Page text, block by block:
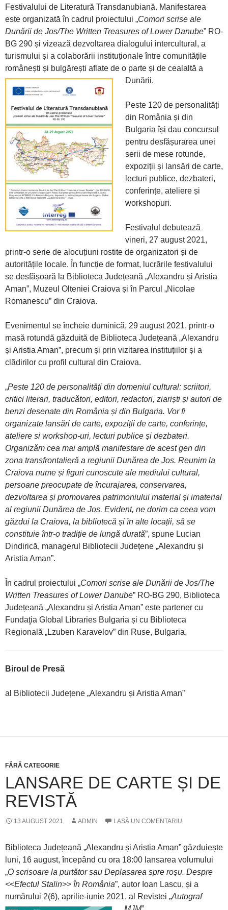
Festivalului de Literatură Transdanubiană. Manifestarea
este organizată în cadrul proiectului „Comori scrise ale
Dunării de Jos/The Written Treasures of Lower Danube” RO-
BG 290 și vizează dezvoltarea dialogului intercultural, a
turismului și a colaborării instituționale între comunitățile
românești și bulgărești aflate de o parte și de cealaltă a
Dunării.
Peste 120 de personalități
din România și din
Bulgaria își dau concursul
pentru desfășurarea unei
serii de mese rotunde,
expoziții și lansări de carte,
lecturi publice, dezbateri,
conferințe, ateliere și
workshopuri.
Festivalul debutează
vineri, 27 august 2021,
printr-o serie de alocuțiuni rostite de organizatori și de
autoritățile locale. În funcție de format, lucrările festivalului
se desfășoară la Biblioteca Județeană „Alexandru și Aristia
Aman”, Muzeul Olteniei Craiova și în Parcul „Nicolae
Romanescu” din Craiova.
Evenimentul se încheie duminică, 29 august 2021, printr-o
masă rotundă găzduită de Biblioteca Județeană „Alexandru
și Aristia Aman”, precum și prin vizitarea instituțiilor și a
clădirilor cu profil cultural din Craiova.
„Peste 120 de personalități din domeniul cultural: scriitori,
critici literari, traducători, editori, redactori, ziariști și autori de
benzi desenate din România și din Bulgaria. Vor fi
organizate lansări de carte, expoziții de carte, conferințe,
ateliere si workshop-uri, lecturi publice și dezbateri.
Organizăm cea mai amplă manifestare de acest gen din
zona transfrontalieră a regiunii Dunărea de Jos. Reunim la
Craiova nume și figuri cunoscute ale mediului cultural,
persoane preocupate de încurajarea, conservarea,
dezvoltarea și promovarea patrimoniului material și imaterial
al regiunii Dunărea de Jos. Evident, ne dorim ca ceea vom
găzdui la Craiova, la bibliotecă și în alte locații, să se
constituie într-o tradiție de lungă durată”, spune Lucian
Dindirică, managerul Bibliotecii Județene „Alexandru și
Aristia Aman”.
În cadrul proiectului „Comori scrise ale Dunării de Jos/The
Written Treasures of Lower Danube” RO-BG 290, Biblioteca
Județeană „Alexandru și Aristia Aman” este partener cu
Fundaţia Global Libraries Bulgaria și cu Biblioteca
Regională „Lzuben Karavelov” din Ruse, Bulgaria.
Biroul de Presă
al Bibliotecii Județene „Alexandru și Aristia Aman”
FĂRĂ CATEGORIE
LANSARE DE CARTE ȘI DE
REVISTĂ
13 AUGUST 2021 ADMIN LASĂ UN COMENTARIU
Biblioteca Județeană „Alexandru și Aristia Aman” găzduiește
luni, 16 august, începând cu ora 18:00 lansarea volumului
„O scrisoare la purtător sau Deplasarea spre roșu. Despre
<<Efectul Stalin>> în România”, autor Ioan Lascu, și a
numărului 2(6), aprilie-iunie 2021, al Revistei „Autograf